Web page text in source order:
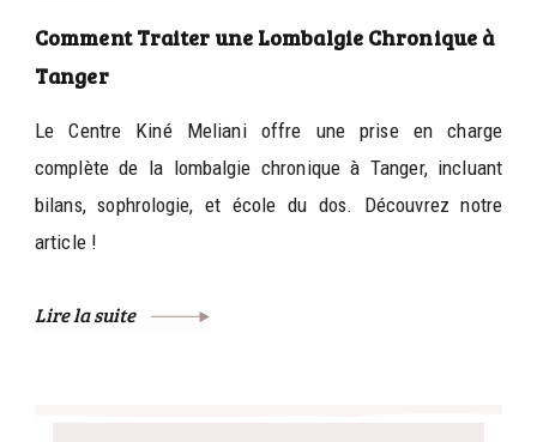
Comment Traiter une Lombalgie Chronique à
Tanger
Le Centre Kiné Meliani offre une prise en charge
complète de la lombalgie chronique à Tanger, incluant
bilans, sophrologie, et école du dos. Découvrez notre
article !
Lire la suite